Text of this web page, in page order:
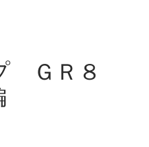
ＧＲ８